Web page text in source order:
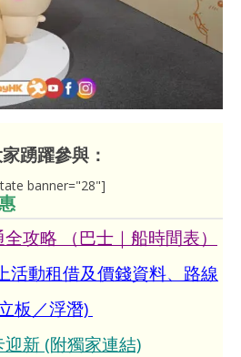
踴躍參與：
banner="28"]
攻略 （巴士｜船時間表）
活動租借及價錢資料、路線
板／浮潛)
新 (附獨家連結)